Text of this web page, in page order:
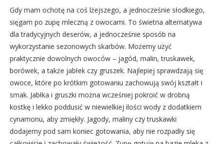
Gdy mam ochotę na coś lżejszego, a jednocześnie słodkiego,
sięgam po zupę mleczną z owocami. To świetna alternatywa
dla tradycyjnych deserów, a jednocześnie sposób na
wykorzystanie sezonowych skarbów. Możemy użyć
praktycznie dowolnych owoców – jagód, malin, truskawek,
borówek, a także jabłek czy gruszek. Najlepiej sprawdzają się
owoce, które po krótkim gotowaniu zachowują swój kształt i
smak. Jabłka i gruszki można wcześniej pokroić w drobną
kostkę i lekko poddusić w niewielkiej ilości wody z dodatkiem
cynamonu, aby zmiękły. Jagody, maliny czy truskawki
dodajemy pod sam koniec gotowania, aby nie rozpadły się